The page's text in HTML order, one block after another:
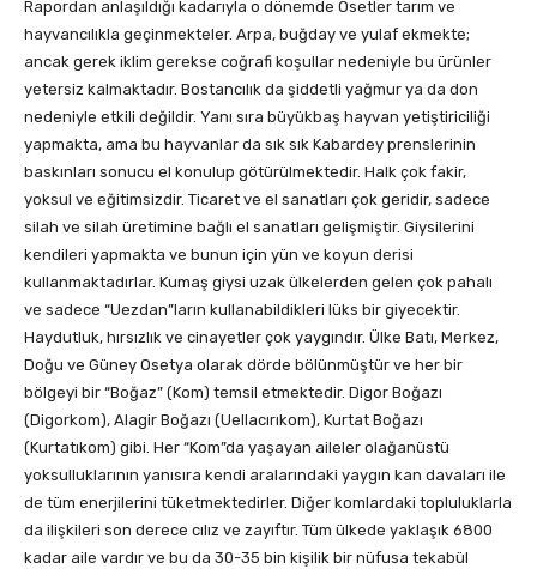
Rapordan anlaşıldığı kadarıyla o dönemde Osetler tarım ve
hayvancılıkla geçinmekteler. Arpa, buğday ve yulaf ekmekte;
ancak gerek iklim gerekse coğrafi koşullar nedeniyle bu ürünler
yetersiz kalmaktadır. Bostancılık da şiddetli yağmur ya da don
nedeniyle etkili değildir. Yanı sıra büyükbaş hayvan yetiştiriciliği
yapmakta, ama bu hayvanlar da sık sık Kabardey prenslerinin
baskınları sonucu el konulup götürülmektedir. Halk çok fakir,
yoksul ve eğitimsizdir. Ticaret ve el sanatları çok geridir, sadece
silah ve silah üretimine bağlı el sanatları gelişmiştir. Giysilerini
kendileri yapmakta ve bunun için yün ve koyun derisi
kullanmaktadırlar. Kumaş giysi uzak ülkelerden gelen çok pahalı
ve sadece “Uezdan”ların kullanabildikleri lüks bir giyecektir.
Haydutluk, hırsızlık ve cinayetler çok yaygındır. Ülke Batı, Merkez,
Doğu ve Güney Osetya olarak dörde bölünmüştür ve her bir
bölgeyi bir “Boğaz” (Kom) temsil etmektedir. Digor Boğazı
(Digorkom), Alagir Boğazı (Uellacırıkom), Kurtat Boğazı
(Kurtatıkom) gibi. Her “Kom”da yaşayan aileler olağanüstü
yoksulluklarının yanısıra kendi aralarındaki yaygın kan davaları ile
de tüm enerjilerini tüketmektedirler. Diğer komlardaki topluluklarla
da ilişkileri son derece cılız ve zayıftır. Tüm ülkede yaklaşık 6800
kadar aile vardır ve bu da 30-35 bin kişilik bir nüfusa tekabül